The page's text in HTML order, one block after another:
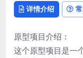
详情介绍
原型项目介绍：
这个原型项目是一